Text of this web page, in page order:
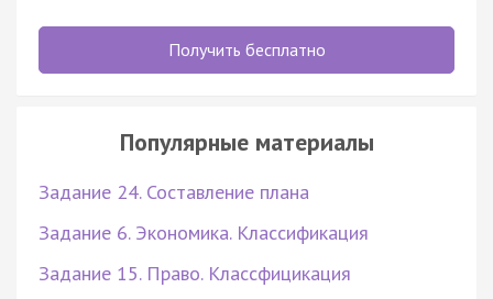
Получить бесплатно
Популярные материалы
Задание 24. Составление плана
Задание 6. Экономика. Классификация
Задание 15. Право. Классфицикация